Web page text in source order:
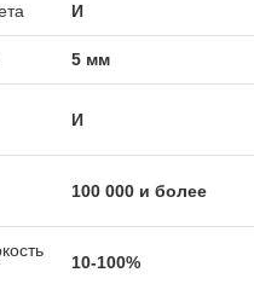
И
5 мм
И
100 000 и более
10-100%